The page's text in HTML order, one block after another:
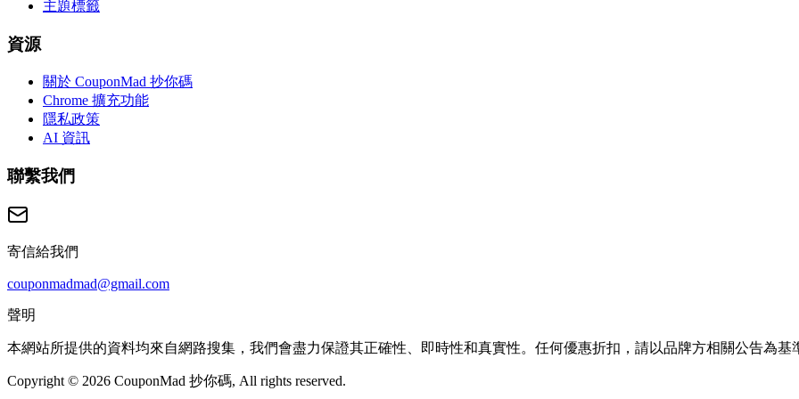
主題標籤
資源
關於 CouponMad 抄你碼
Chrome 擴充功能
隱私政策
AI 資訊
聯繫我們
寄信給我們
couponmadmad@gmail.com
聲明
本網站所提供的資料均來自網路搜集，我們會盡力保證其正確性、即時性和真實性。任何優惠折扣，請以品牌方相關公告為基
Copyright © 2026 CouponMad 抄你碼, All rights reserved.